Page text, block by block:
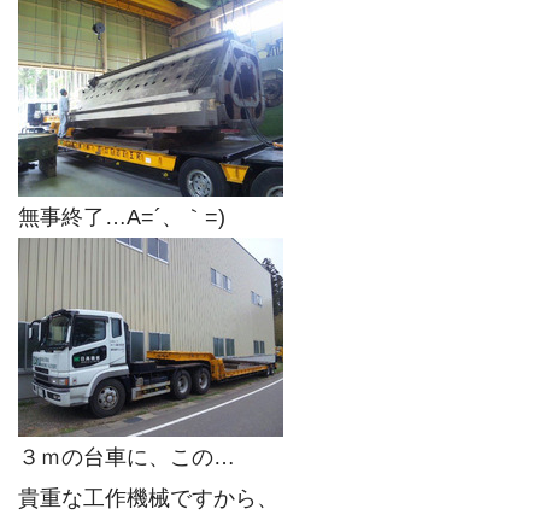
無事終了…A=´、｀=)ゞ
３ｍの台車に、この…
貴重な工作機械ですから、